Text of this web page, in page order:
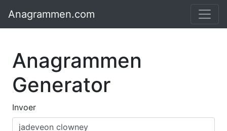
Anagrammen
Generator
Invoer
Anagrammen.com